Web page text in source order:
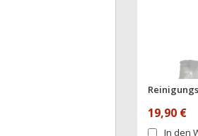
19,90 €
In den